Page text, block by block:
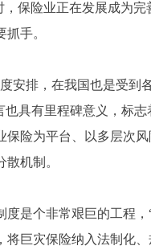
，保险业正在发展成为
抓手。
安排，在我国也是受到
也具有里程碑意义，标
保险为平台、以多层次
散机制。
个非常艰巨的工程，“
将巨灾保险纳入法制化